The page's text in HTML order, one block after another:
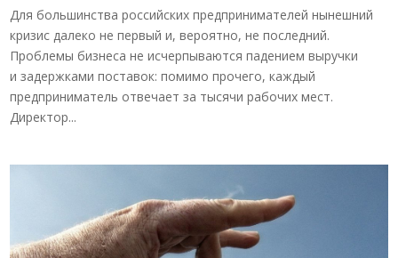
Для большинства российских предпринимателей нынешний
кризис далеко не первый и, вероятно, не последний.
Проблемы бизнеса не исчерпываются падением выручки
и задержками поставок: помимо прочего, каждый
предприниматель отвечает за тысячи рабочих мест.
Директор...